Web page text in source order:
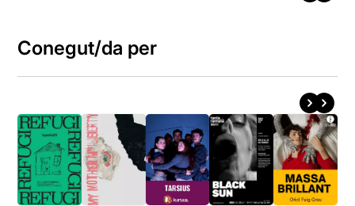
Conegut/da per